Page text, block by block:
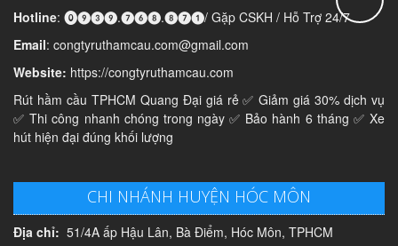
Hotline: ⓿❾❸❾.❼❻❽.❽❼❶/ Gặp CSKH / Hỗ Trợ 24/7
Email: congtyruthamcau.com@gmail.com
Website: https://congtyruthamcau.com
Rút hầm cầu TPHCM Quang Đại giá rẻ ✅ Giảm giá 30% dịch vụ
✅ Thi công nhanh chóng trong ngày ✅ Bảo hành 6 tháng ✅ Xe
hút hiện đại đúng khối lượng
CHI NHÁNH HUYỆN HÓC MÔN
Địa chỉ: 51/4A ấp Hậu Lân, Bà Điểm, Hóc Môn, TPHCM